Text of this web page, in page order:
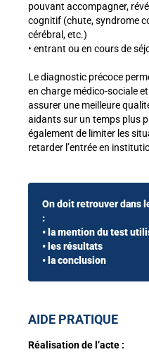
pouvant accompagner,
cognitif (chute, syndrome
cérébral, etc.)
• entrant ou en cours de
Le diagnostic précoce
en charge médico-sociale
assurer une meilleure
aidants sur un temps plus
également de limiter les
retarder l’entrée en
On doit retrouver dans
:
• la mention du test
• les résultats
• la conclusion
AIDE PRATIQUE
Réalisation de l’acte :